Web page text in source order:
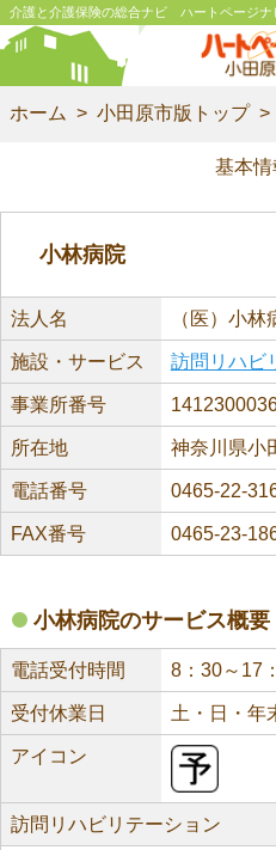
介護と介護保険の総合ナビ ハートページ
ホーム 小田原市版トップ
基本情
小林病院
法人名 （医）小林
施設・サービス 訪問リハビ
事業所番号
所在地 神奈川県小
電話番号 0465-22-
FAX番号 0465-23-
小林病院のサービス概要
電話受付時間 8：30～17
受付休業日 土・日・年
アイコン
訪問リハビリテーション